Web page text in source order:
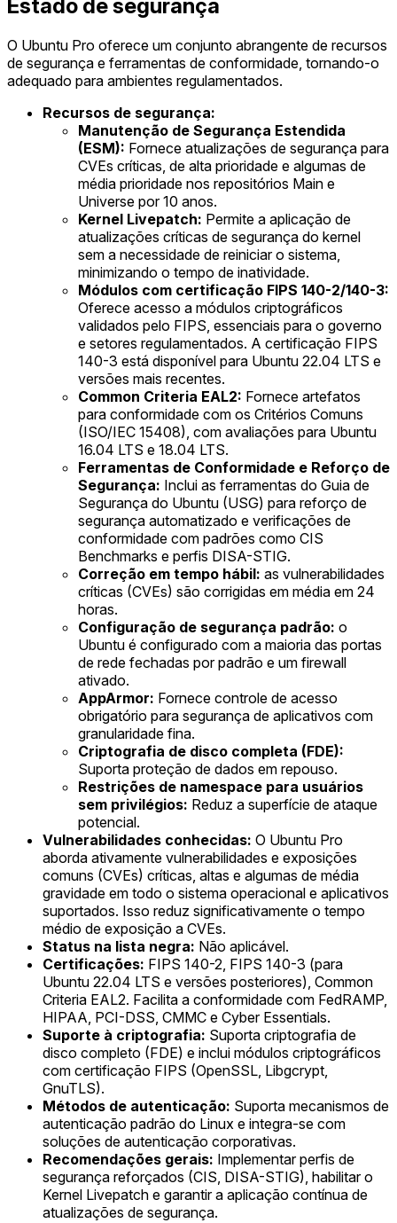
Estado de segurança
O Ubuntu Pro oferece um conjunto abrangente de recursos
de segurança e ferramentas de conformidade, tornando-o
adequado para ambientes regulamentados.
Recursos de segurança:
Manutenção de Segurança Estendida
(ESM): Fornece atualizações de segurança para
CVEs críticas, de alta prioridade e algumas de
média prioridade nos repositórios Main e
Universe por 10 anos.
Kernel Livepatch: Permite a aplicação de
atualizações críticas de segurança do kernel
sem a necessidade de reiniciar o sistema,
minimizando o tempo de inatividade.
Módulos com certificação FIPS 140-2/140-3:
Oferece acesso a módulos criptográficos
validados pelo FIPS, essenciais para o governo
e setores regulamentados. A certificação FIPS
140-3 está disponível para Ubuntu 22.04 LTS e
versões mais recentes.
Common Criteria EAL2: Fornece artefatos
para conformidade com os Critérios Comuns
(ISO/IEC 15408), com avaliações para Ubuntu
16.04 LTS e 18.04 LTS.
Ferramentas de Conformidade e Reforço de
Segurança: Inclui as ferramentas do Guia de
Segurança do Ubuntu (USG) para reforço de
segurança automatizado e verificações de
conformidade com padrões como CIS
Benchmarks e perfis DISA-STIG.
Correção em tempo hábil: as vulnerabilidades
críticas (CVEs) são corrigidas em média em 24
horas.
Configuração de segurança padrão: o
Ubuntu é configurado com a maioria das portas
de rede fechadas por padrão e um firewall
ativado.
AppArmor: Fornece controle de acesso
obrigatório para segurança de aplicativos com
granularidade fina.
Criptografia de disco completa (FDE):
Suporta proteção de dados em repouso.
Restrições de namespace para usuários
sem privilégios: Reduz a superfície de ataque
potencial.
Vulnerabilidades conhecidas: O Ubuntu Pro
aborda ativamente vulnerabilidades e exposições
comuns (CVEs) críticas, altas e algumas de média
gravidade em todo o sistema operacional e aplicativos
suportados. Isso reduz significativamente o tempo
médio de exposição a CVEs.
Status na lista negra: Não aplicável.
Certificações: FIPS 140-2, FIPS 140-3 (para
Ubuntu 22.04 LTS e versões posteriores), Common
Criteria EAL2. Facilita a conformidade com FedRAMP,
HIPAA, PCI-DSS, CMMC e Cyber Essentials.
Suporte à criptografia: Suporta criptografia de
disco completo (FDE) e inclui módulos criptográficos
com certificação FIPS (OpenSSL, Libgcrypt,
GnuTLS).
Métodos de autenticação: Suporta mecanismos de
autenticação padrão do Linux e integra-se com
soluções de autenticação corporativas.
Recomendações gerais: Implementar perfis de
segurança reforçados (CIS, DISA-STIG), habilitar o
Kernel Livepatch e garantir a aplicação contínua de
atualizações de segurança.